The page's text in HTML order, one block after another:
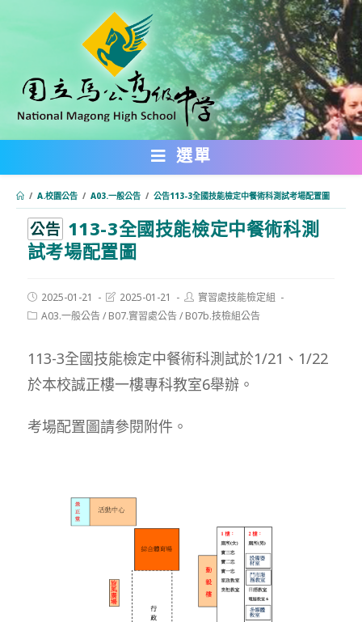
內
選單
/ A.校園公告 / A03.一般公告 / 公告113-3全國技能檢定中餐術科測試考場配置圖
公告 113-3全國技能檢定中餐術科測
試考場配置圖
Post
published:
2025-01-21
Post
modified:
2025-01-21
Post
author:
實習處技能檢定組
PostA03.一般公告/ B07.實習處公告/ B07b.技檢組公告
113-3全國技能檢定中餐術科測試於1/21、1/22
於本校誠正樓一樓專科教室6舉辦。
考場配置圖請參閱附件。